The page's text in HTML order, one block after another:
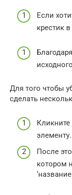
Если
крестик
Для того чтобы
сделать
элементу.
После
котором